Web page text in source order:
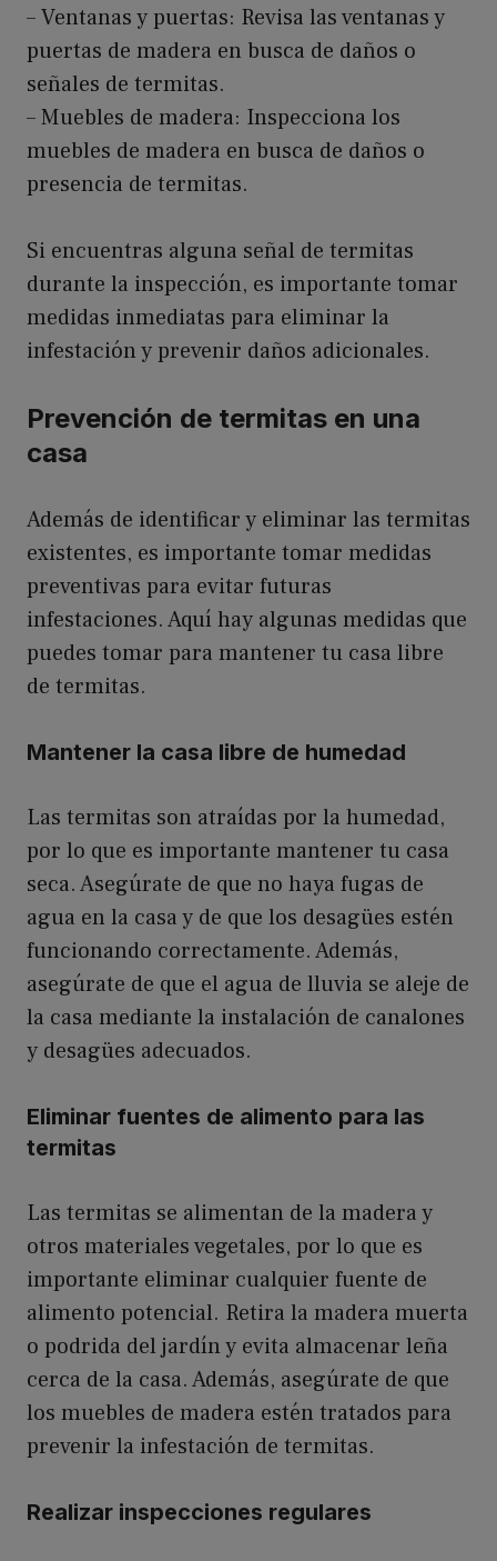
– Ventanas y puertas: Revisa las ventanas y
puertas de madera en busca de daños o
señales de termitas.
– Muebles de madera: Inspecciona los
muebles de madera en busca de daños o
presencia de termitas.
Si encuentras alguna señal de termitas
durante la inspección, es importante tomar
medidas inmediatas para eliminar la
infestación y prevenir daños adicionales.
Prevención de termitas en una
casa
Además de identificar y eliminar las termitas
existentes, es importante tomar medidas
preventivas para evitar futuras
infestaciones. Aquí hay algunas medidas que
puedes tomar para mantener tu casa libre
de termitas.
Mantener la casa libre de humedad
Las termitas son atraídas por la humedad,
por lo que es importante mantener tu casa
seca. Asegúrate de que no haya fugas de
agua en la casa y de que los desagües estén
funcionando correctamente. Además,
asegúrate de que el agua de lluvia se aleje de
la casa mediante la instalación de canalones
y desagües adecuados.
Eliminar fuentes de alimento para las
termitas
Las termitas se alimentan de la madera y
otros materiales vegetales, por lo que es
importante eliminar cualquier fuente de
alimento potencial. Retira la madera muerta
o podrida del jardín y evita almacenar leña
cerca de la casa. Además, asegúrate de que
los muebles de madera estén tratados para
prevenir la infestación de termitas.
Realizar inspecciones regulares